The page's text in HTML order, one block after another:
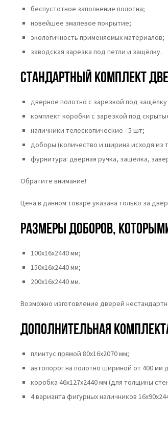
беспустотное заполнение полотна;
новейшее эмалевое покрытие;
экологичность применяемых материалов;
заводская зарезка под петли и защёлку.
Стандартный комплект
дверное полотно с зарезкой под защёлку
комплект коробки с зарезкой под
наличники телескопические - 5 шт;
доборы (количество и ширина исходя из
фурнитура: дверная ручка, защёлка,
Обратите внимание!
Цена в данном товаре указана только за
Размеры доборов,
100х16х2440 мм;
150х16х2440 мм;
200х16х2440 мм.
Возможно изготовление дверей
Дополнительная
плинтус прямой 80х16х2070 мм;
автопорог на полотно шириной от 400 мм
коробка 46x127x2440 мм (для толщины
4 варианта фигурных наличников